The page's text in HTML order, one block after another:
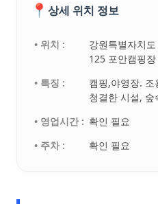
📍 상세 위치 정보
• 위치 :
강원특별자치
125 포안캠핑장
• 특징 :
캠핑,야영장.
청결한 시설, 숲
• 영업시간 : 확인 필요
• 주차 :
확인 필요